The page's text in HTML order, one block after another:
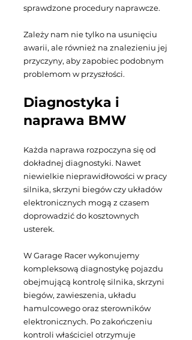
sprawdzone procedury naprawcze.
Zależy nam nie tylko na usunięciu
awarii, ale również na znalezieniu jej
przyczyny, aby zapobiec podobnym
problemom w przyszłości.
Diagnostyka i
naprawa BMW
Każda naprawa rozpoczyna się od
dokładnej diagnostyki. Nawet
niewielkie nieprawidłowości w pracy
silnika, skrzyni biegów czy układów
elektronicznych mogą z czasem
doprowadzić do kosztownych
usterek.
W Garage Racer wykonujemy
kompleksową diagnostykę pojazdu
obejmującą kontrolę silnika, skrzyni
biegów, zawieszenia, układu
hamulcowego oraz sterowników
elektronicznych. Po zakończeniu
kontroli właściciel otrzymuje